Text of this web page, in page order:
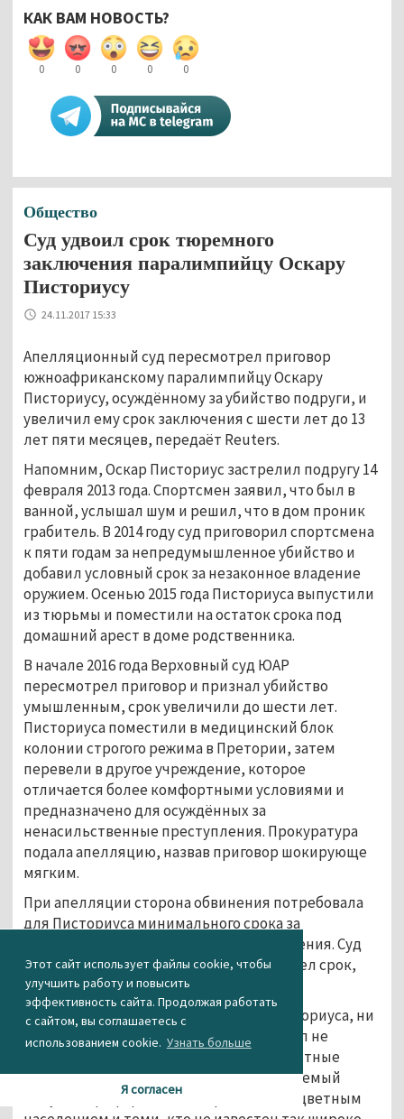
Этот сайт использует файлы cookie, чтобы
улучшить работу и повысить
эффективность сайта. Продолжая работать
с сайтом, вы соглашаетесь с
использованием cookie. Узнать больше
Я согласен
КАК ВАМ НОВОСТЬ?
0 0 0 0 0
Общество
Суд удвоил срок тюремного
заключения паралимпийцу Оскару
Писториусу
24.11.2017 15:33
Апелляционный суд пересмотрел приговор
южноафриканскому паралимпийцу Оскару
Писториусу, осуждённому за убийство подруги, и
увеличил ему срок заключения с шести лет до 13
лет пяти месяцев, передаёт Reuters.
Напомним, Оскар Писториус застрелил подругу 14
февраля 2013 года. Спортсмен заявил, что был в
ванной, услышал шум и решил, что в дом проник
грабитель. В 2014 году суд приговорил спортсмена
к пяти годам за непредумышленное убийство и
добавил условный срок за незаконное владение
оружием. Осенью 2015 года Писториуса выпустили
из тюрьмы и поместили на остаток срока под
домашний арест в доме родственника.
В начале 2016 года Верховный суд ЮАР
пересмотрел приговор и признал убийство
умышленным, срок увеличили до шести лет.
Писториуса поместили в медицинский блок
колонии строгого режима в Претории, затем
перевели в другое учреждение, которое
отличается более комфортными условиями и
предназначено для осуждённых за
ненасильственные преступления. Прокуратура
подала апелляцию, назвав приговор шокирующе
мягким.
При апелляции сторона обвинения потребовала
для Писториуса минимального срока за
умышленное убийство — 15 лет заключения. Суд
согласился с этим требованием, но вычел срок,
который спортсмен уже отсидел.
Отмечается, что ни родственники Писториуса, ни
семья убитой им модели Ривы Стенкамп не
прокомментировали решение суда. Местные
правозащитники отмечают, что обвиняемый
получил преференции по сравнению с цветным